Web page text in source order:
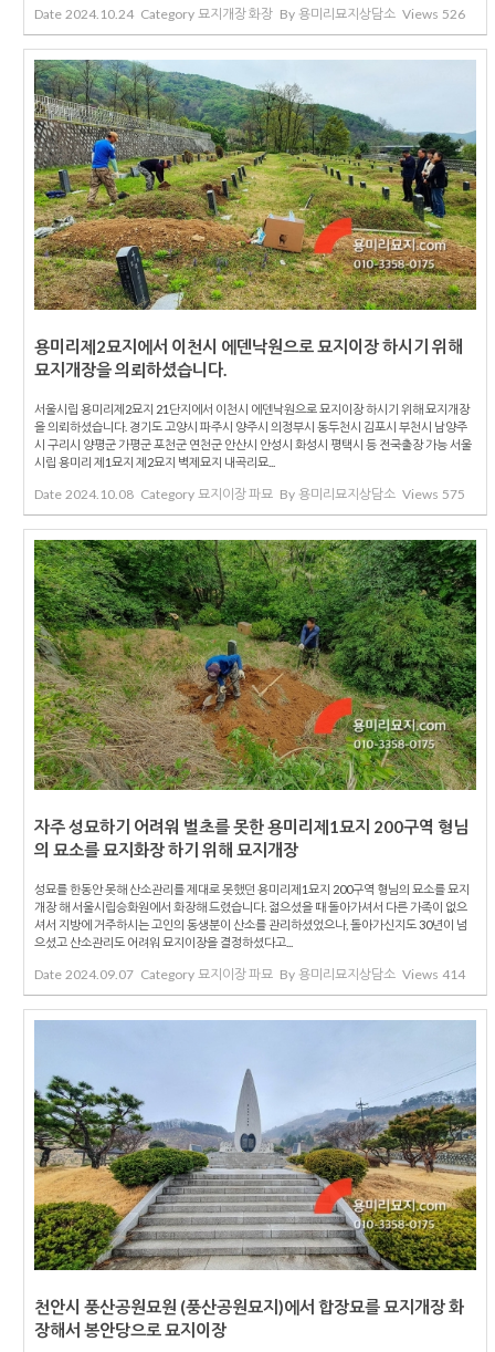
Date 2024.10.24 Category 묘지개장 화장 By 용미리묘지상담소 Views 526
용미리제2묘지에서 이천시 에덴낙원으로 묘지이장 하시기 위해
묘지개장을 의뢰하셨습니다.
서울시립 용미리제2묘지 21단지에서 이천시 에덴낙원으로 묘지이장 하시기 위해 묘지개장
을 의뢰하셨습니다. 경기도 고양시 파주시 양주시 의정부시 동두천시 김포시 부천시 남양주
시 구리시 양평군 가평군 포천군 연천군 안산시 안성시 화성시 평택시 등 전국출장 가능 서울
시립 용미리 제1묘지 제2묘지 벽제묘지 내곡리묘...
Date 2024.10.08 Category 묘지이장 파묘 By 용미리묘지상담소 Views 575
자주 성묘하기 어려워 벌초를 못한 용미리제1묘지 200구역 형님
의 묘소를 묘지화장 하기 위해 묘지개장
성묘를 한동안 못해 산소관리를 제대로 못했던 용미리제1묘지 200구역 형님의 묘소를 묘지
개장 해 서울시립승화원에서 화장해 드렸습니다. 젊으셨을 때 돌아가셔서 다른 가족이 없으
셔서 지방에 거주하시는 고인의 동생분이 산소를 관리하셨었으나, 돌아가신지도 30년이 넘
으셨고 산소관리도 어려워 묘지이장을 결정하셨다고...
Date 2024.09.07 Category 묘지이장 파묘 By 용미리묘지상담소 Views 414
천안시 풍산공원묘원 (풍산공원묘지)에서 합장묘를 묘지개장 화
장해서 봉안당으로 묘지이장